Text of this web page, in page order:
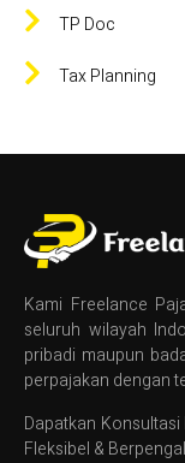
TP Doc
Tax Planning
Kami Freelance
seluruh wilayah
pribadi maupun
perpajakan dengan
Dapatkan
Fleksibel &